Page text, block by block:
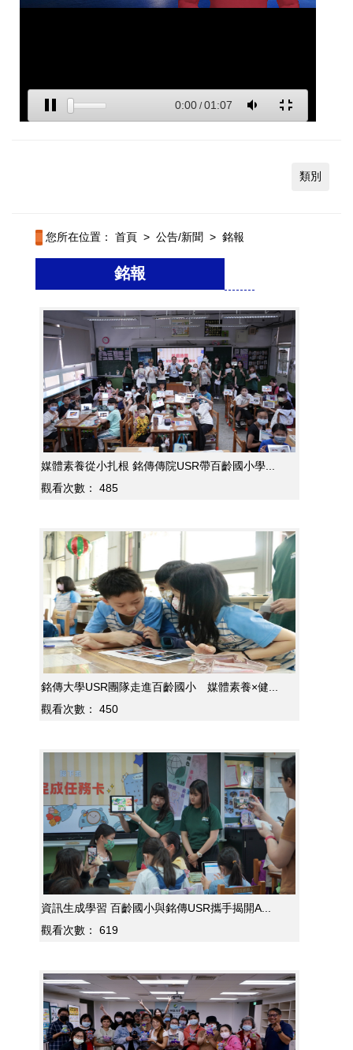
類別
您所在位置： 首頁 > 公告/新聞 > 銘報
銘報
媒體素養從小扎根 銘傳傳院USR帶百齡國小學...
觀看次數：
485
銘傳大學USR團隊走進百齡國小 媒體素養×健...
觀看次數：
450
資訊生成學習 百齡國小與銘傳USR攜手揭開A...
觀看次數：
619